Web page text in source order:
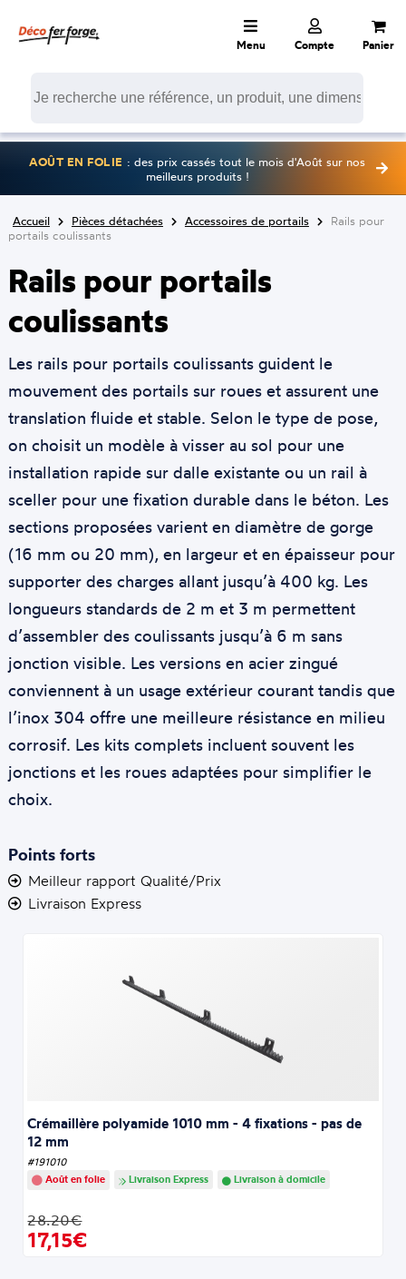
Menu Compte Panier
AOÛT EN FOLIE : des prix cassés tout le mois d'Août sur nos
meilleurs produits !
Accueil Pièces détachées Accessoires de portails
Rails pour
portails coulissants
Rails pour portails
coulissants
Les rails pour portails coulissants guident le
mouvement des portails sur roues et assurent une
translation fluide et stable. Selon le type de pose,
on choisit un modèle à visser au sol pour une
installation rapide sur dalle existante ou un rail à
sceller pour une fixation durable dans le béton. Les
sections proposées varient en diamètre de gorge
(16 mm ou 20 mm), en largeur et en épaisseur pour
supporter des charges allant jusqu’à 400 kg. Les
longueurs standards de 2 m et 3 m permettent
d’assembler des coulissants jusqu’à 6 m sans
jonction visible. Les versions en acier zingué
conviennent à un usage extérieur courant tandis que
l’inox 304 offre une meilleure résistance en milieu
corrosif. Les kits complets incluent souvent les
jonctions et les roues adaptées pour simplifier le
choix.
Points forts
Meilleur rapport Qualité/Prix
Livraison Express
Crémaillère polyamide 1010 mm - 4 fixations - pas de
12 mm
#191010
Août en folie
Livraison Express Livraison à domicile
28.20€
17,15€